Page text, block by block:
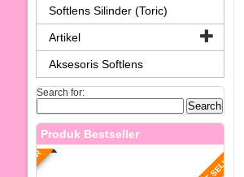
Softlens Silinder (Toric)
Artikel
Aksesoris Softlens
Search for:
Produk Bestseller